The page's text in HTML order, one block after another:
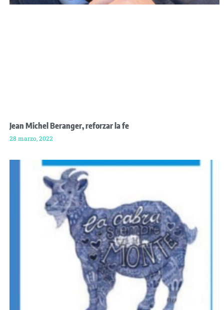
Jean Michel Beranger, reforzar la fe
28 marzo, 2022